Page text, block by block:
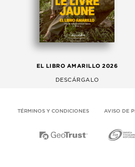
EL LIBRO AMARILLO 2026
DESCÁRGALO
TÉRMINOS Y CONDICIONES AVISO DE